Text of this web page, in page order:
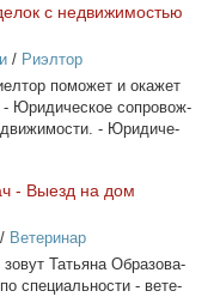
с недви­жи­мо­стью
/ Риэлтор
по­мо­жет и ока­жет
Юри­ди­че­ское со­про­вож­
- Юри­ди­че­
- Вы­езд на дом
Ветеринар
Та­тья­на Об­ра­зо­ва­
спе­ци­аль­но­сти - ве­те­